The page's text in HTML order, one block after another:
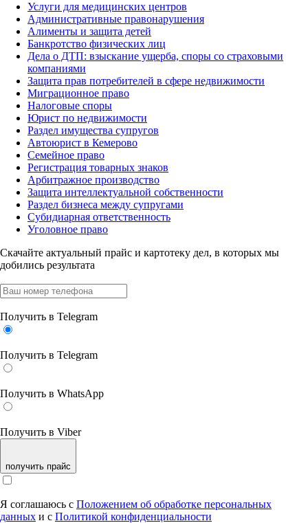
Услуги для медицинских центров
Административные правонарушения
Алименты и защита детей
Банкротство физических лиц
Дела о ДТП: взыскание ущерба, споры со страховыми
компаниями
Защита прав потребителей в сфере недвижимости
Миграционное право
Налоговые споры
Юрист по недвижимости
Раздел имущества супругов
Автоюрист в Кемерово
Семейное право
Регистрация товарных знаков
Арбитражное производство
Защита интеллектуальной собственности
Раздел бизнеса между супругами
Субидиарная ответственность
Уголовное право
Скачайте актуальный прайс и картотеку дел, в которых мы
добились результата
Получить в Telegram
Получить в Telegram
Получить в WhatsApp
Получить в Viber
получить прайс
Я соглашаюсь с Положением об обработке персональных
данных и с Политикой конфиденциальности